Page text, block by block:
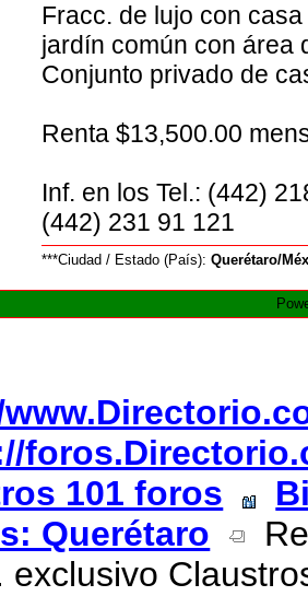
Fracc. de lujo con
jardín común con área
Conjunto privado de
Renta $13,500.00
Inf. en los Tel.: (442)
(442) 231 91 121
***Ciudad / Estado (País):Querétaro/
101 foros
Querétaro
exclusivo